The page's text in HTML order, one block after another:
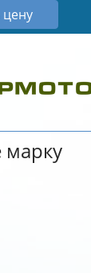
цену
марку